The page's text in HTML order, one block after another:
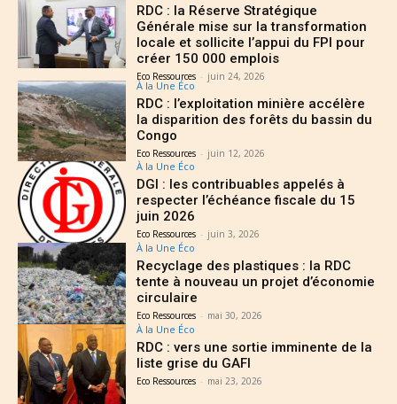
RDC : la Réserve Stratégique
Générale mise sur la transformation
locale et sollicite l’appui du FPI pour
créer 150 000 emplois
Eco Ressources - juin 24, 2026
À la Une Éco
RDC : l’exploitation minière accélère
la disparition des forêts du bassin du
Congo
Eco Ressources - juin 12, 2026
À la Une Éco
DGI : les contribuables appelés à
respecter l’échéance fiscale du 15
juin 2026
Eco Ressources - juin 3, 2026
À la Une Éco
Recyclage des plastiques : la RDC
tente à nouveau un projet d’économie
circulaire
Eco Ressources - mai 30, 2026
À la Une Éco
RDC : vers une sortie imminente de la
liste grise du GAFI
Eco Ressources - mai 23, 2026